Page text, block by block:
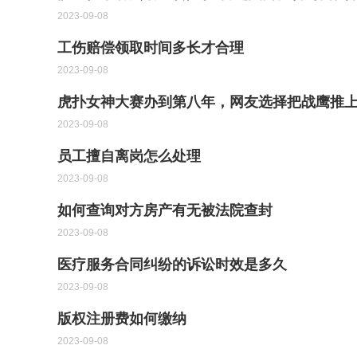
2023-09-08
工伤赔偿领取时间多长才合理
2023-09-08
虎扑女神大赛办到第八年，网友选择把战鹰推
2023-09-08
员工擅自离岗怎么处理
2023-09-08
如何查询对方房产有无被法院查封
2023-09-08
医疗服务合同纠纷的诉讼时效是多久
2023-09-08
版权注册费如何缴纳
2023-09-08